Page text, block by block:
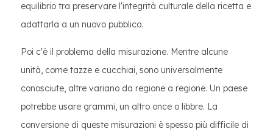
equilibrio tra preservare l'integrità culturale della ricetta e
adattarla a un nuovo pubblico.
Poi c'è il problema della misurazione. Mentre alcune
unità, come tazze e cucchiai, sono universalmente
conosciute, altre variano da regione a regione. Un paese
potrebbe usare grammi, un altro once o libbre. La
conversione di queste misurazioni è spesso più difficile di